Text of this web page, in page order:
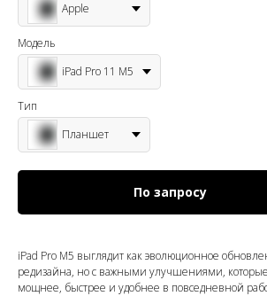
Apple
Модель
iPad Pro 11 M5
Тип
Планшет
По запросу
iPad Pro M5 выглядит как эволюционное
редизайна, но с важными улучшениями,
мощнее, быстрее и удобнее в повседневной